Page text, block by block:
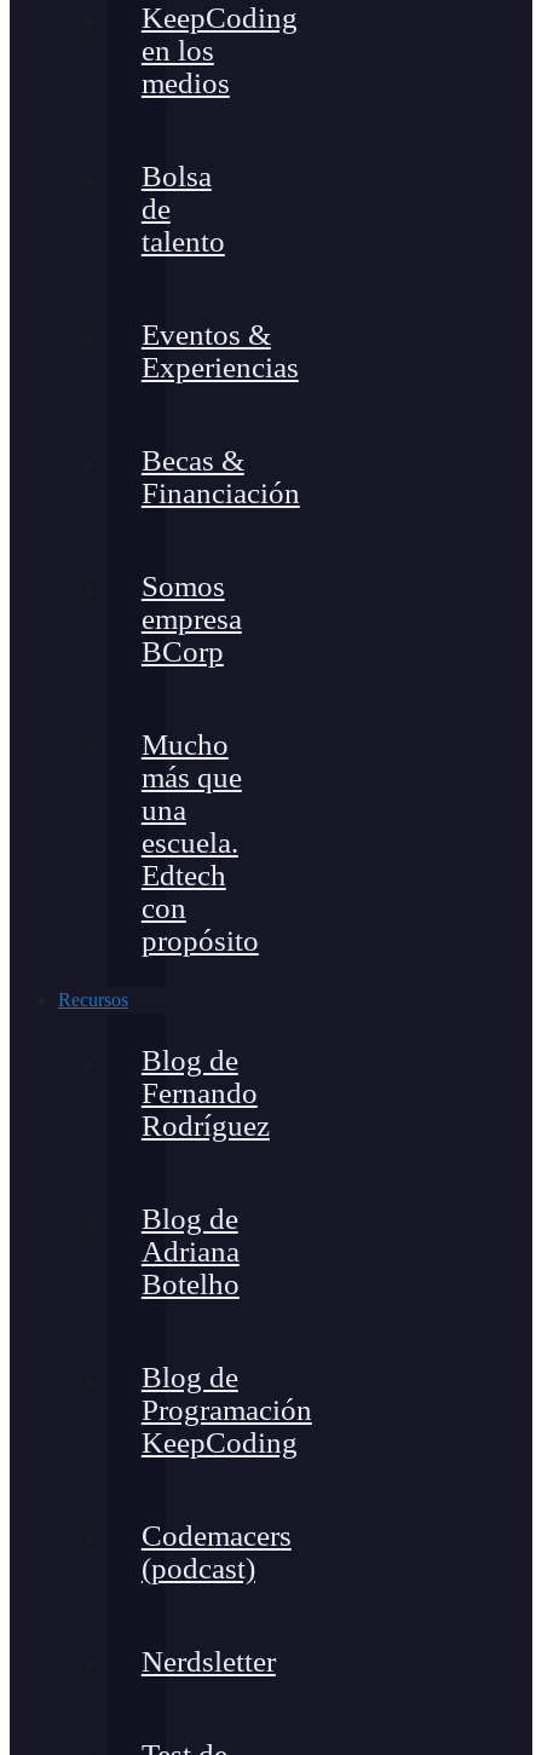
KeepCoding
en los
medios
Bolsa
de
talento
Eventos &
Experiencias
Becas &
Financiación
Somos
empresa
BCorp
Mucho
más que
una
escuela.
Edtech
con
propósito
Recursos
Blog de
Fernando
Rodríguez
Blog de
Adriana
Botelho
Blog de
Programación
KeepCoding
Codemacers
(podcast)
Nerdsletter